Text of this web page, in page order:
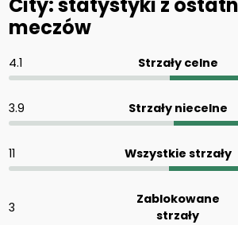
City: statystyki z
meczów
4.1 Strzały celne
3.9 Strzały niecelne
11 Wszystkie strzały
3
Zablokowane
strzały